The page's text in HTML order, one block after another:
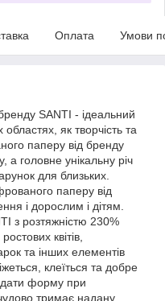
Оплата Умови
SANTI - ідеальний
як творчість та
паперу від бренду
а головне унікальну річ
для близьких.
паперу від
і дорослим і дітям.
з розтяжністю 230%
квітів,
та інших елементів
клеїться та добре
форму при
тримає надану